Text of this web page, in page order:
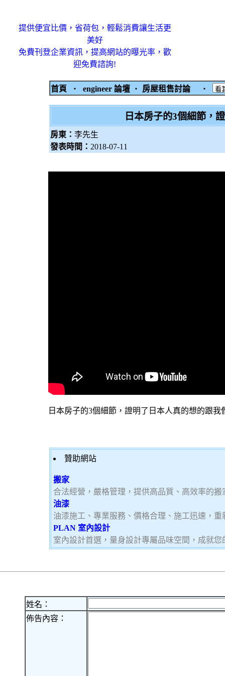
提供便宜比價，省荷包，輕鬆消費讓生活更
美好
免費刊登企業資訊，提高網站的曝光率，歡
迎免費諮詢!
首頁 ‧ engineer 論壇 ‧ 房屋租售討論 ‧
日本房子的3個細節，
房東： 李先生
發表時間： 2018-07-11
日本房子的3個細節，證明了日本人真的想的跟我
贊助網站
搬家
合法經營，嚴格管理，提供高品質、高效率的
油漆
油漆施工、專業服務、價格合理、施工迅速，
PLAN 室內設計
室內設計首選，量身設計專屬品味空間，成就您
姓名：
佈告內容：